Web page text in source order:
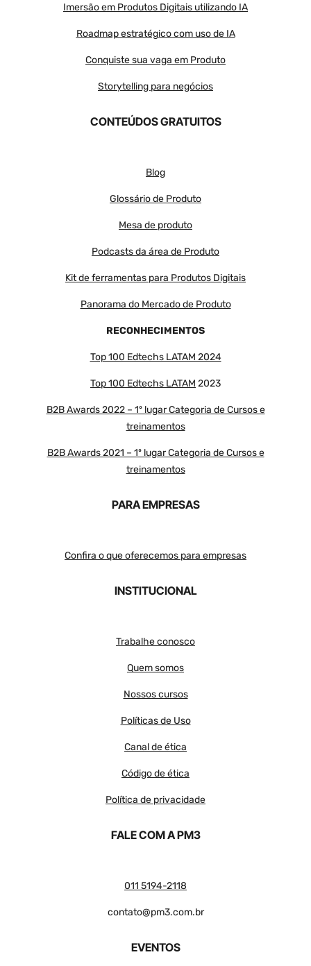
Imersão em Produtos Digitais utilizando IA
Roadmap estratégico com uso de IA
Conquiste sua vaga em Produto
Storytelling para negócios
CONTEÚDOS GRATUITOS
Blog
Glossário de Produto
Mesa de produto
Podcasts da área de Produto
Kit de ferramentas para Produtos Digitais
Panorama do Mercado de Produto
RECONHECIMENTOS
Top 100 Edtechs LATAM 2024
Top 100 Edtechs LATAM 2023
B2B Awards 2022 – 1º lugar Categoria de Cursos e
treinamentos
B2B Awards 2021 – 1º lugar Categoria de Cursos e
treinamentos
PARA EMPRESAS
Confira o que oferecemos para empresas
INSTITUCIONAL
Trabalhe conosco
Quem somos
Nossos cursos
Políticas de Uso
Canal de ética
Código de ética
Política de privacidade
FALE COM A PM3
011 5194-2118
contato@pm3.com.br
EVENTOS